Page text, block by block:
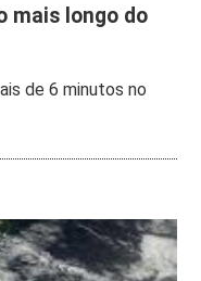
mais longo do
de 6 minutos no